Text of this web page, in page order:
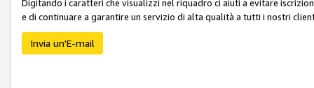
Digitando i caratteri che visualizzi nel riquadro ci aiuti a evitare
e di continuare a garantire un servizio di alta qualità a tutti i nostri
Invia un'E-mail